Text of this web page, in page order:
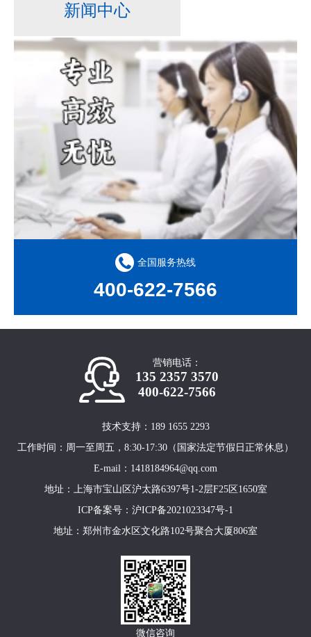
新闻中心
全国服务热线
400-622-7566
营销电话：
135 2357 3570
400-622-7566
技术支持：189 1655 2293
工作时间：周一至周五，8:30-17:30（国家法定节假日正常休息）
E-mail：1418184964@qq.com
地址：上海市宝山区沪太路6397号1-2层F25区1650室
ICP备案号： 沪ICP备2021023347号-1
地址：郑州市金水区文化路102号聚合大厦806室
微信咨询